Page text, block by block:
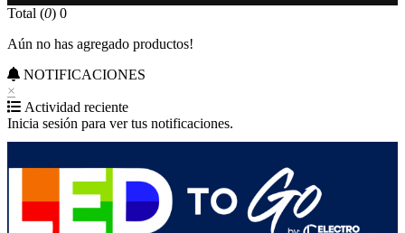
Total (0) 0
Aún no has agregado productos!
NOTIFICACIONES
×
Actividad reciente
Inicia sesión para ver tus notificaciones.